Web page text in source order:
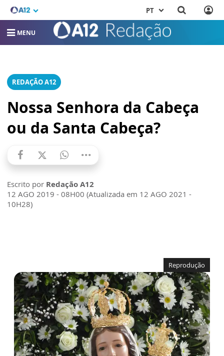
PT
MENU
REDAÇÃO A12
Nossa Senhora da Cabeça
ou da Santa Cabeça?
Escrito por Redação A12
12 AGO 2019 - 08H00 (Atualizada em 12 AGO 2021 -
10H28)
Reprodução